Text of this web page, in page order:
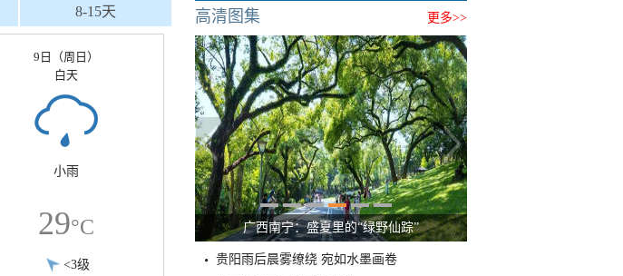
8-15天
9日（周日）
白天
小雨
29°C
<3级
更多>>
高清图集
广西南宁：盛夏里的“绿野仙踪”
贵阳雨后晨雾缭绕 宛如水墨画卷